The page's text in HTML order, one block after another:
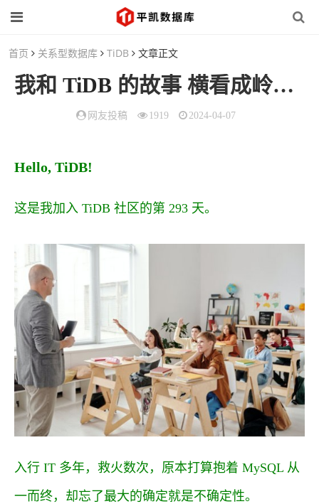
首页 关系型数据库 TiDB 文章正文
我和 TiDB 的故事 横看成岭侧成峰的技术之旅
网友投稿 1919 2024-04-07
Hello, TiDB!
这是我加入 TiDB 社区的第 293 天。
入行 IT 多年，救火数次，原本打算抱着 MySQL 从
一而终，却忘了最大的确定就是不确定性。